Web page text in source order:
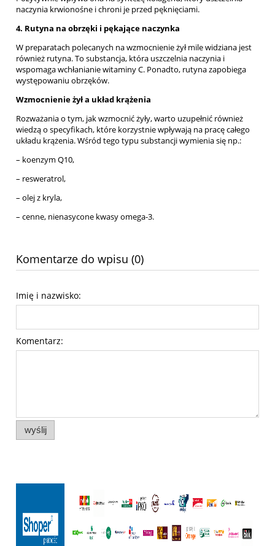
naczynia krwionośne i chroni je przed pęknięciami.
4. Rutyna na obrzęki i pękające naczynka
W preparatach polecanych na wzmocnienie żył mile widziana jest
również rutyna. To substancja, która uszczelnia naczynia i
wspomaga wchłanianie witaminy C. Ponadto, rutyna zapobiega
występowaniu obrzęków.
Wzmocnienieżyła układ krążenia
Rozważania o tym, jak wzmocnić żyły, warto uzupełnić również
wiedzą o specyfikach, które korzystnie wpływają na pracę całego
układu krążenia. Wśród tego typu substancji wymienia się np.:
– koenzym Q10,
– resweratrol,
– olej z kryla,
– cenne, nienasycone kwasy omega-3.
Komentarze do wpisu (0)
Imię i nazwisko:
Komentarz:
wyślij